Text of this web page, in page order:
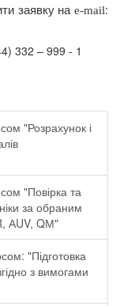
заявку на e-mail:
332 – 999 - 1
"Розрахунок і
"Повірка та
за обраним
АUV, QМ"
"Підготовка
з вимогами